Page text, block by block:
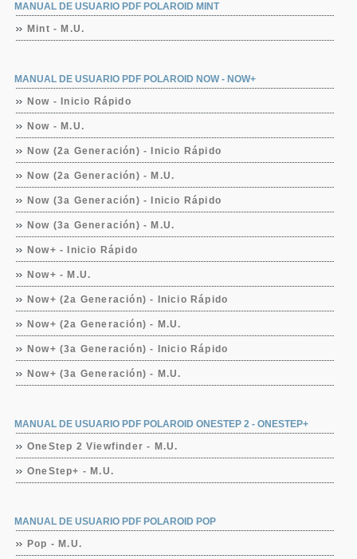
MANUAL DE USUARIO PDF POLAROID MINT
Mint - M.U.
MANUAL DE USUARIO PDF POLAROID NOW - NOW+
Now - Inicio Rápido
Now - M.U.
Now (2a Generación) - Inicio Rápido
Now (2a Generación) - M.U.
Now (3a Generación) - Inicio Rápido
Now (3a Generación) - M.U.
Now+ - Inicio Rápido
Now+ - M.U.
Now+ (2a Generación) - Inicio Rápido
Now+ (2a Generación) - M.U.
Now+ (3a Generación) - Inicio Rápido
Now+ (3a Generación) - M.U.
MANUAL DE USUARIO PDF POLAROID ONESTEP 2 - ONESTEP+
OneStep 2 Viewfinder - M.U.
OneStep+ - M.U.
MANUAL DE USUARIO PDF POLAROID POP
Pop - M.U.